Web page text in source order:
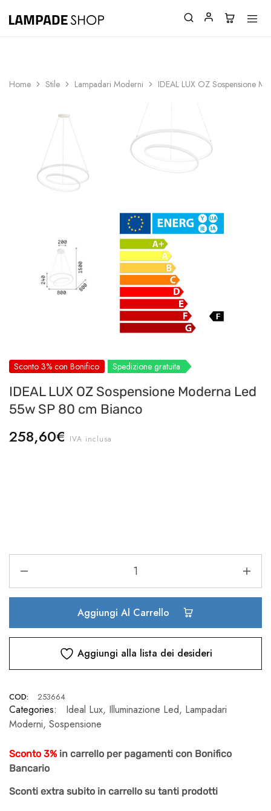
SPEDIZIONI GRATUITE SOPRA 150€
Home Stile Lampadari Moderni IDEAL LUX OZ Sospensione
Sconto 3% con Bonifico Spedizione gratuita
IDEAL LUX OZ Sospensione Moderna Led
55w SP 80 cm Bianco
258,60€ IVA inclusa
Aggiungi Al Carrello
Aggiungi alla lista dei desideri
COD: 253664
Categories: Ideal Lux, Illuminazione Led, Lampadari
Moderni, Sospensione
Sconto 3% in carrello per pagamenti con Bonifico
Bancario
Sconti extra subito in carrello su tanti prodotti